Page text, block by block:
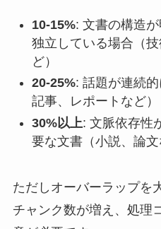
10-15%: 文書の構造
独立している場合（
ど）
20-25%: 話題が連続
記事、レポートなど）
30%以上: 文脈依存性
要な文書（小説、論文
ただしオーバーラップを
チャンク数が増え、処理